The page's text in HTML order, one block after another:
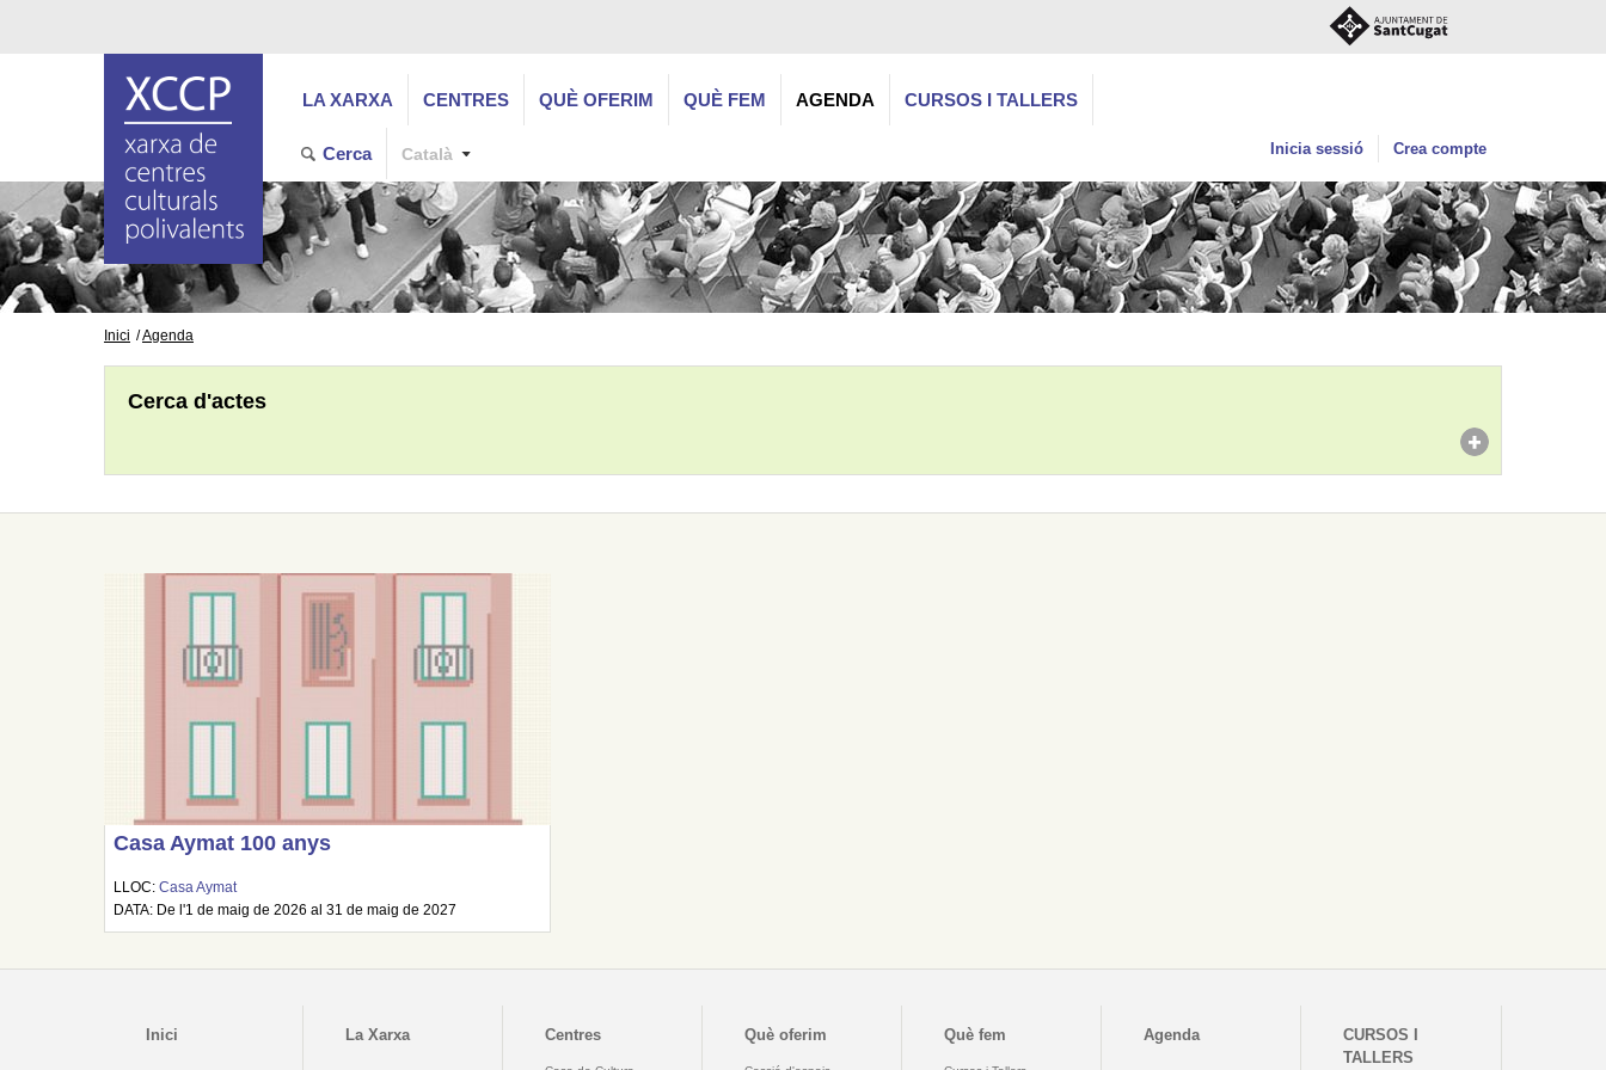
LA XARXA CENTRES QUÈ OFERIM QUÈ FEM AGENDA CURSOS I TALLERS
Cerca Català Inicia sessió Crea compte
Inici Agenda
Cerca d'actes
Casa Aymat 100 anys
LLOC:Casa Aymat
DATA: De l'1 de maig de 2026 al 31 de maig de 2027
Inici La Xarxa Centres Què oferim Què fem Agenda
CURSOS I
TALLERS